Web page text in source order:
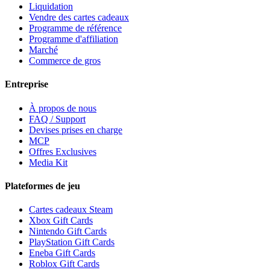
Liquidation
Vendre des cartes cadeaux
Programme de référence
Programme d'affiliation
Marché
Commerce de gros
Entreprise
À propos de nous
FAQ / Support
Devises prises en charge
MCP
Offres Exclusives
Media Kit
Plateformes de jeu
Cartes cadeaux Steam
Xbox Gift Cards
Nintendo Gift Cards
PlayStation Gift Cards
Eneba Gift Cards
Roblox Gift Cards